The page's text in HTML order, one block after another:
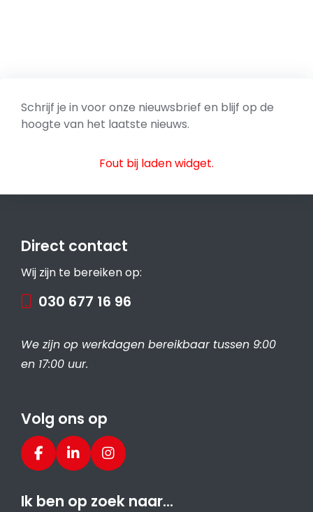
Schrijf je in voor onze nieuwsbrief en blijf op de
hoogte van het laatste nieuws.
Fout bij laden widget.
Direct contact
Wij zijn te bereiken op:
030 677 16 96
We zijn op werkdagen bereikbaar tussen 9:00
en 17:00 uur.
Volg ons op
Ik ben op zoek naar…